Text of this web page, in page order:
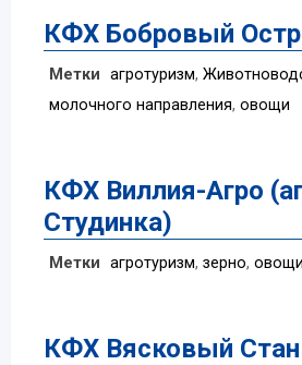
КФХ Бобровый
Метки агротуризм,
молочного направления, овощи
КФХ Виллия-Агро
Студинка)
Метки агротуризм, зерно, овощи
КФХ Вясковый Стан